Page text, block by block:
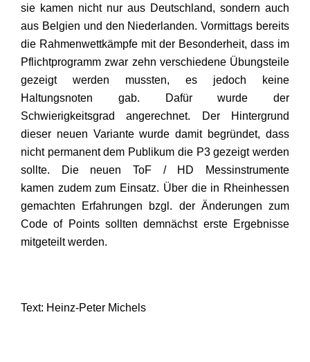
sie kamen nicht nur aus Deutschland, sondern auch
aus Belgien und den Niederlanden. Vormittags bereits
die Rahmenwettkämpfe mit der Besonderheit, dass im
Pflichtprogramm zwar zehn verschiedene Übungsteile
gezeigt werden mussten, es jedoch keine
Haltungsnoten gab. Dafür wurde der
Schwierigkeitsgrad angerechnet. Der Hintergrund
dieser neuen Variante wurde damit begründet, dass
nicht permanent dem Publikum die P3 gezeigt werden
sollte. Die neuen ToF / HD Messinstrumente
kamen zudem zum Einsatz. Über die in Rheinhessen
gemachten Erfahrungen bzgl. der Änderungen zum
Code of Points sollten demnächst erste Ergebnisse
mitgeteilt werden.
Text: Heinz-Peter Michels